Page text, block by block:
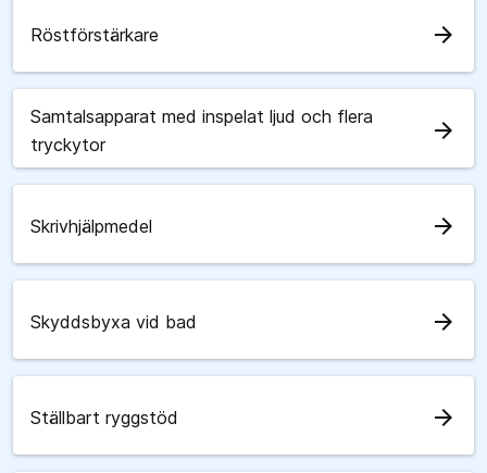
Röstförstärkare arrow_forward
Samtalsapparat med inspelat ljud och flera
tryckytor
arrow_forward
Skrivhjälpmedel arrow_forward
Skyddsbyxa vid bad arrow_forward
Ställbart ryggstöd arrow_forward